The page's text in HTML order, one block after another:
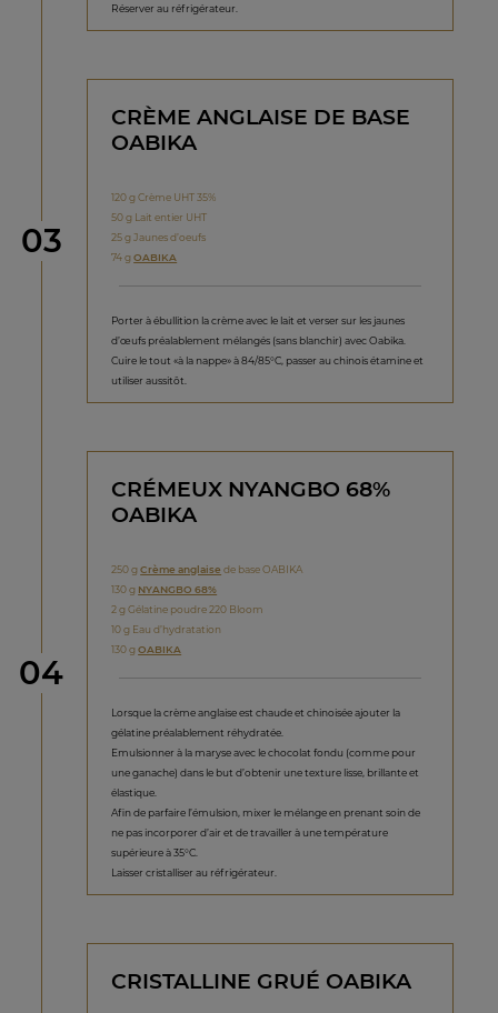
Réserver au réfrigérateur.
étape
03
CRÈME ANGLAISE DE BASE
OABIKA
120 g Crème UHT 35%
50 g Lait entier UHT
25 g Jaunes d’oeufs
74 gOABIKA
Porter à ébullition la crème avec le lait et verser sur les jaunes
d’œufs préalablement mélangés (sans blanchir) avec Oabika.
Cuire le tout «à la nappe» à 84/85°C, passer au chinois étamine et
utiliser aussitôt.
étape
04
CRÉMEUX NYANGBO 68%
OABIKA
250 gCrème anglaise de base OABIKA
130 g NYANGBO 68%
2 g Gélatine poudre 220 Bloom
10 g Eau d’hydratation
130 gOABIKA
Lorsque la crème anglaise est chaude et chinoisée ajouter la
gélatine préalablement réhydratée.
Emulsionner à la maryse avec le chocolat fondu (comme pour
une ganache) dans le but d’obtenir une texture lisse, brillante et
élastique.
Afin de parfaire l’émulsion, mixer le mélange en prenant soin de
ne pas incorporer d’air et de travailler à une température
supérieure à 35°C.
Laisser cristalliser au réfrigérateur.
CRISTALLINE GRUÉ OABIKA